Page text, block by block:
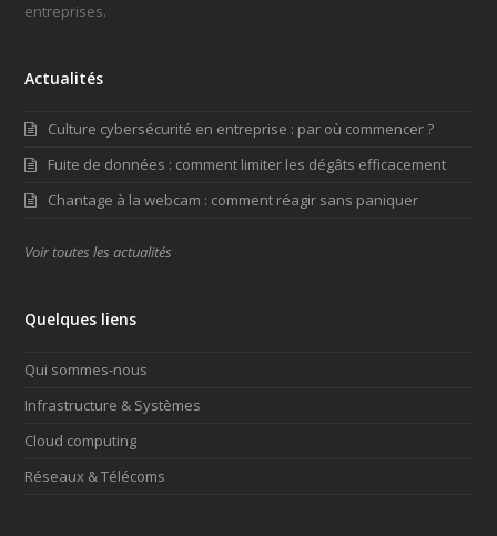
entreprises.
Actualités
Culture cybersécurité en entreprise : par où commencer ?
Fuite de données : comment limiter les dégâts efficacement
Chantage à la webcam : comment réagir sans paniquer
Voir toutes les actualités
Quelques liens
Qui sommes-nous
Infrastructure & Systèmes
Cloud computing
Réseaux & Télécoms